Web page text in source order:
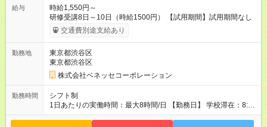
給与
時給1,550円～
研修受講8日～10日（時給1500円） 【試用期間】試用期間なし
交通費別途支給あり
勤務地
東京都渋谷区
東京都渋谷区
株式会社ベネッセコーポレーション
勤務時間
シフト制
1日あたりの実働時間：最大8時間/日 【勤務日】 学校滞在：8:30
～17:30の間の実働7時間(うち休憩１時間) ＋ 在宅での事務作業1